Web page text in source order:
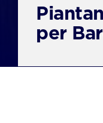
per